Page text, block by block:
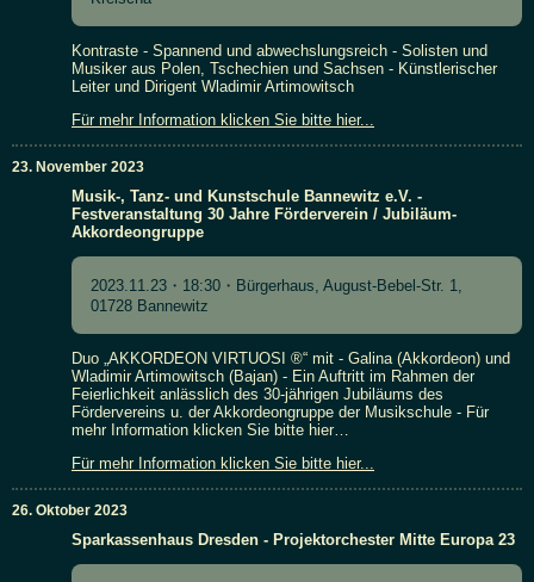
Kontraste - Spannend und abwechslungsreich - Solisten und
Musiker aus Polen, Tschechien und Sachsen - Künstlerischer
Leiter und Dirigent Wladimir Artimowitsch
Für mehr Information klicken Sie bitte hier...
23. November 2023
Musik-, Tanz- und Kunstschule Bannewitz e.V. -
Festveranstaltung 30 Jahre Förderverein / Jubiläum-
Akkordeongruppe
2023.11.23・18:30・Bürgerhaus, August-Bebel-Str. 1,
01728 Bannewitz
Duo „AKKORDEON VIRTUOSI ®“ mit - Galina (Akkordeon) und
Wladimir Artimowitsch (Bajan) - Ein Auftritt im Rahmen der
Feierlichkeit anlässlich des 30-jährigen Jubiläums des
Fördervereins u. der Akkordeongruppe der Musikschule - Für
mehr Information klicken Sie bitte hier…
Für mehr Information klicken Sie bitte hier...
26. Oktober 2023
Sparkassenhaus Dresden - Projektorchester Mitte Europa 23